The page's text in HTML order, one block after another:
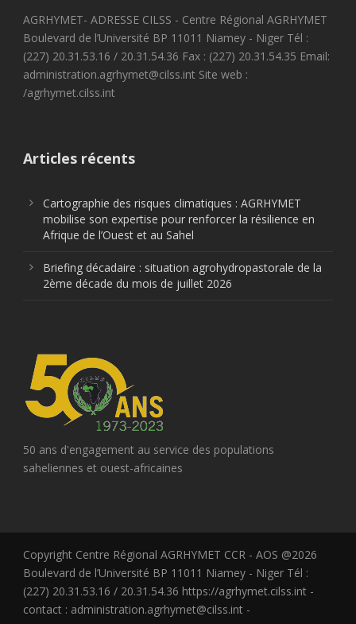
AGRHYMET- ADRESSE CILSS - Centre Régional AGRHYMET
Boulevard de l’Université BP 11011 Niamey - Niger Tél :
(227) 20.31.53.16 / 20.31.54.36 Fax : (227) 20.31.54.35 Email:
administration.agrhymet@cilss.int Site web :
/agrhymet.cilss.int
Articles récents
Cartographie des risques climatiques : AGRHYMET
mobilise son expertise pour renforcer la résilience en
Afrique de l’Ouest et au Sahel
Briefing décadaire : situation agrohydropastorale de la
2ème décade du mois de juillet 2026
50 ans d'engagement au service des populations
saheliennes et ouest-africaines
Copyright Centre Régional AGRHYMET CCR - AOS @2026
Boulevard de l’Université BP 11011 Niamey - Niger Tél :
(227) 20.31.53.16 / 20.31.54.36 https://agrhymet.cilss.int -
contact : administration.agrhymet@cilss.int -